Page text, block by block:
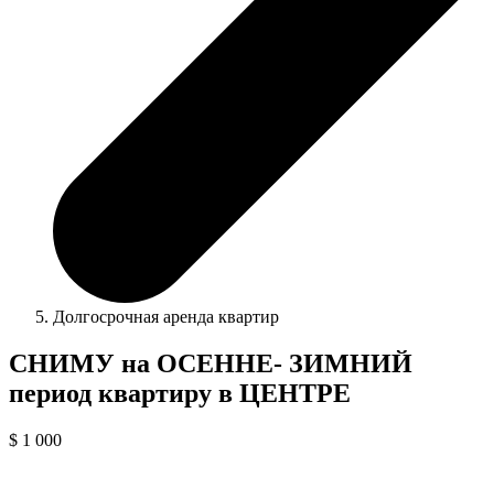
Долгосрочная аренда квартир
СНИМУ на ОСЕННЕ- ЗИМНИЙ
период квартиру в ЦЕНТРЕ
$ 1 000